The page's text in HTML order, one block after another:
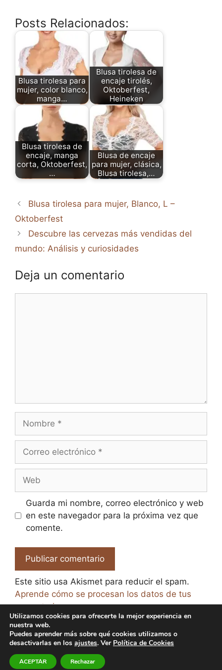
Posts Relacionados:
Blusa tirolesa para
mujer, color blanco,
manga…
Blusa tirolesa de
encaje tirolés,
Oktoberfest,
Heineken
Blusa tirolesa de
encaje, manga
corta, Oktoberfest,
…
Blusa de encaje
para mujer, clásica,
Blusa tirolesa,…
Blusa tirolesa para mujer, Blanco, L –
Oktoberfest
Descubre las cervezas más vendidas del
mundo: Análisis y curiosidades
Deja un comentario
Nombre
Correo
Web
Guarda mi nombre, correo electrónico y web
en este navegador para la próxima vez que
comente.
Este sitio usa Akismet para reducir el spam.
Aprende cómo se procesan los datos de tus
comentarios.
© 2026 El Paraíso de la Cerveza -
de Privacidad -Política de Cookies
Utilizamos cookies para ofrecerte la mejor experiencia en
nuestra web.
Puedes aprender más sobre qué cookies utilizamos o
desactivarlas en los ajustes. Ver Política de Cookies
ACEPTAR Rechazar